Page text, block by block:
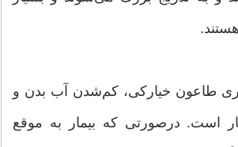
طاعون خیارکی، کم‌شدن آب بدن و
است. درصورتی که بیمار به‌ موقع